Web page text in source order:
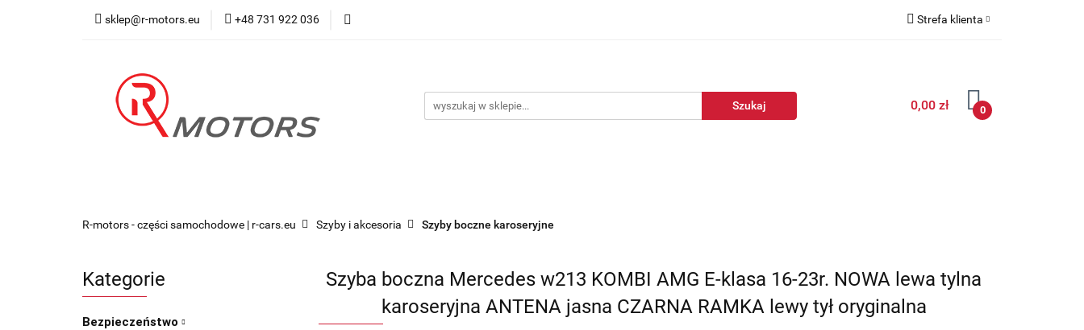
sklep@r-motors.eu +48 731 922 036 Strefa klienta
Dodaj zgłoszenie
0,00 zł 0
R-motors - części samochodowe | r-cars.eu Szyby i akcesoria Szyby boczne karoseryjne
Kategorie
Bezpieczeństwo
Szyba boczna Mercedes w213 KOMBI AMG E-klasa 16-23r. NOWA lewa tylna
karoseryjna ANTENA jasna CZARNA RAMKA lewy tył oryginalna